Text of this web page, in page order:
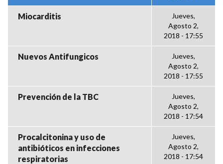
Miocarditis
Jueves,
Agosto 2,
2018 - 17:55
Nuevos Antifungicos
Jueves,
Agosto 2,
2018 - 17:55
Prevención de la TBC
Jueves,
Agosto 2,
2018 - 17:54
Procalcitonina y uso de
antibióticos en infecciones
respiratorias
Jueves,
Agosto 2,
2018 - 17:54